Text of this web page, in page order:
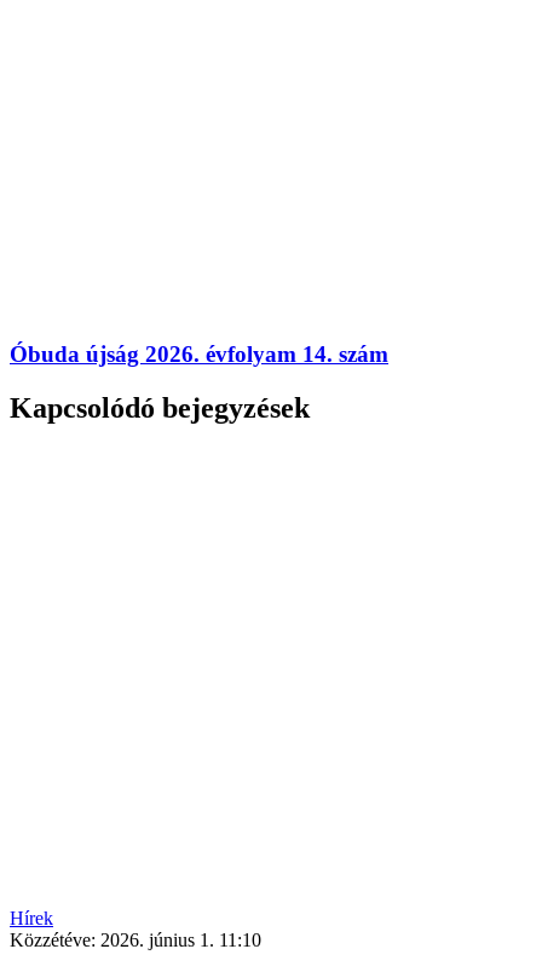
Óbuda újság 2026. évfolyam 14. szám
Kapcsolódó bejegyzések
Hírek
Közzétéve: 2026. június 1. 11:10